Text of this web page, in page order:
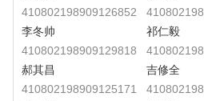
410802198909126852
李冬帅
410802198909129818
祁仁毅
郝其昌
410802198909125171
吉修全